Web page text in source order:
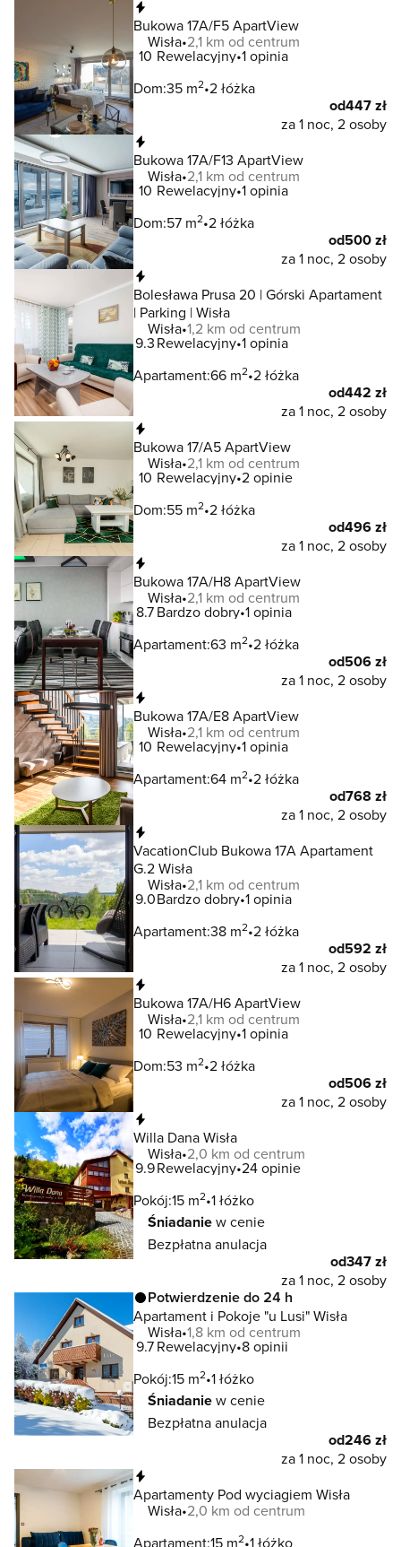
Bukowa 17A/F5 ApartView
Wisła 2,1 km od centrum
10 Rewelacyjny 1 opinia
Dom:35 m2 2 łóżka
od447 zł
za 1 noc, 2 osoby
Bukowa 17A/F13 ApartView
Wisła 2,1 km od centrum
10 Rewelacyjny 1 opinia
Dom:57 m2 2 łóżka
od500 zł
za 1 noc, 2 osoby
Bolesława Prusa 20 | Górski Apartament
| Parking | Wisła
Wisła 1,2 km od centrum
9.3Rewelacyjny 1 opinia
Apartament:66 m2 2 łóżka
od442 zł
za 1 noc, 2 osoby
Bukowa 17/A5 ApartView
Wisła 2,1 km od centrum
10 Rewelacyjny 2 opinie
Dom:55 m2 2 łóżka
od496 zł
za 1 noc, 2 osoby
Bukowa 17A/H8 ApartView
Wisła 2,1 km od centrum
8.7Bardzo dobry 1 opinia
Apartament:63 m2 2 łóżka
od506 zł
za 1 noc, 2 osoby
Bukowa 17A/E8 ApartView
Wisła 2,1 km od centrum
10 Rewelacyjny 1 opinia
Apartament:64 m2 2 łóżka
od768 zł
za 1 noc, 2 osoby
VacationClub Bukowa 17A Apartament
G.2 Wisła
Wisła 2,1 km od centrum
9.0Bardzo dobry 1 opinia
Apartament:38 m2 2 łóżka
od592 zł
za 1 noc, 2 osoby
Bukowa 17A/H6 ApartView
Wisła 2,1 km od centrum
10 Rewelacyjny 1 opinia
Dom:53 m2 2 łóżka
od506 zł
za 1 noc, 2 osoby
Willa Dana Wisła
Wisła 2,0 km od centrum
9.9Rewelacyjny 24 opinie
Pokój:15 m2 1 łóżko
Śniadaniew cenie
Bezpłatna anulacja
od347 zł
za 1 noc, 2 osoby
Potwierdzenie do 24 h
Apartament i Pokoje "u Lusi" Wisła
Wisła 1,8 km od centrum
9.7Rewelacyjny 8 opinii
Pokój:15 m2 1 łóżko
Śniadaniew cenie
Bezpłatna anulacja
od246 zł
za 1 noc, 2 osoby
Apartamenty Pod wyciagiem Wisła
Wisła 2,0 km od centrum
Apartament:15 m2 1 łóżko